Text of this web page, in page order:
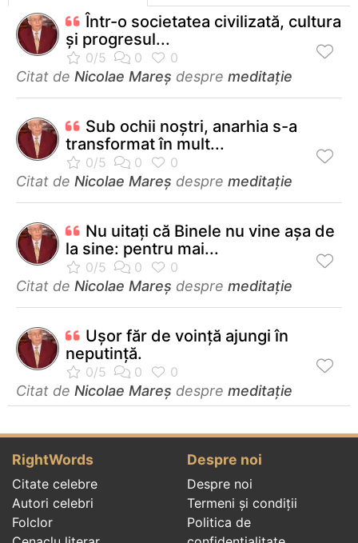
Într-o societatea civilizată, cultura
și progresul...
Citat de Nicolae Mareș despre meditație
Sub ochii noștri, anarhia s-a
transformat în mult...
Citat de Nicolae Mareș despre meditație
Nu uitați că Binele nu vine așa de
la sine: pentru mai...
Citat de Nicolae Mareș despre meditație
Ușor făr de voință ajungi în
neputință.
Citat de Nicolae Mareș despre meditație
RightWords
Citate celebre
Autori celebri
Folclor
Despre noi
Despre noi
Termeni și condiții
Politica de